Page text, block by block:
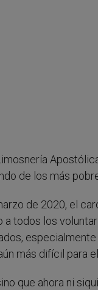
de los más
de 2020, el
todos los
más difícil para
que ahora ni